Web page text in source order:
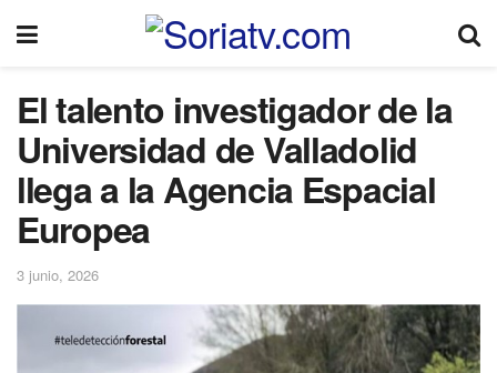
El talento investigador de la
Universidad de Valladolid
llega a la Agencia Espacial
Europea
3 junio, 2026